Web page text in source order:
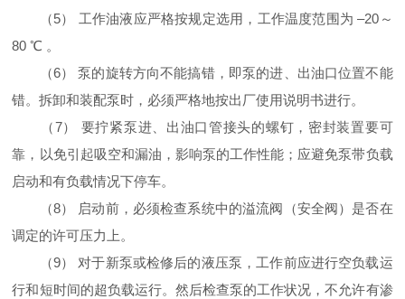
（5） 工作油液应严格按规定选用，工作温度范围为 –20～
80 ℃ 。
（6） 泵的旋转方向不能搞错，即泵的进、出油口位置不能
错。拆卸和装配泵时，必须严格地按出厂使用说明书进行。
（7） 要拧紧泵进、出油口管接头的螺钉，密封装置要可
靠，以免引起吸空和漏油，影响泵的工作性能；应避免泵带负载
启动和有负载情况下停车。
（8） 启动前，必须检查系统中的溢流阀（安全阀）是否在
调定的许可压力上。
（9） 对于新泵或检修后的液压泵，工作前应进行空负载运
行和短时间的超负载运行。然后检查泵的工作状况，不允许有渗